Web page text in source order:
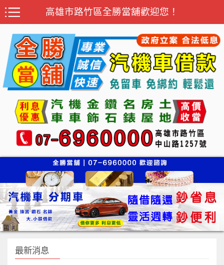
高雄市路竹區全勝當舖歡迎您！
最新消息